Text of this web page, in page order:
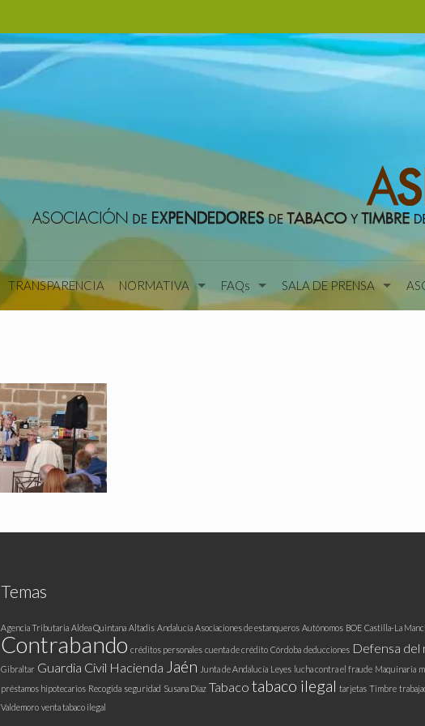
TRANSPARENCIA NORMATIVA FAQs SALA DE PRENSA
Temas
Agencia Tributaria Aldea Quintana Altadis Andalucía Asociaciones de estanqueros Autónomos BOE Castilla-La
Contrabando créditos personales cuenta de crédito Córdoba deducciones Defensa
Gibraltar Guardia Civil Hacienda Jaén Junta de Andalucía Leyes lucha contra el fraude Maquinaria
préstamos hipotecarios Recogida seguridad Susana Díaz Tabaco tabaco ilegal tarjetas Timbre
Valdemoro venta tabaco ilegal